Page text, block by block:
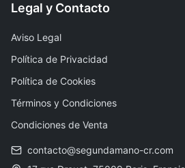
Legal y Contacto
Aviso Legal
Política de Privacidad
Política de Cookies
Términos y Condiciones
Condiciones de Venta
contacto@segundamano-cr.com